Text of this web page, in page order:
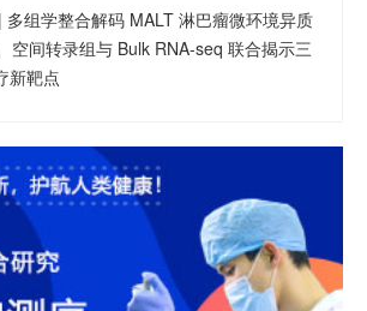
组学整合解码 MALT 淋巴瘤微环境异质
空间转录组与 Bulk RNA-seq 联合揭示三
新靶点